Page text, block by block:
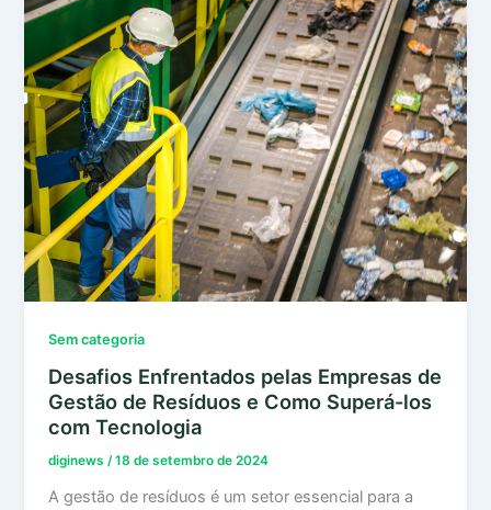
Sem categoria
Desafios Enfrentados pelas Empresas de
Gestão de Resíduos e Como Superá-los
com Tecnologia
diginews/18 de setembro de 2024
A gestão de resíduos é um setor essencial para a